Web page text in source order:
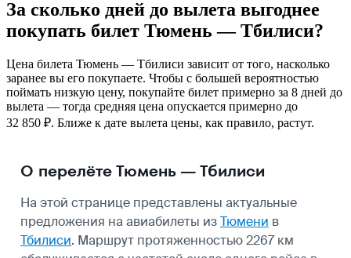
За сколько дней до вылета выгоднее
покупать билет Тюмень — Тбилиси?
Цена билета Тюмень — Тбилиси зависит от того, насколько
заранее вы его покупаете. Чтобы с большей вероятностью
поймать низкую цену, покупайте билет примерно за 8 дней до
вылета — тогда средняя цена опускается примерно до
32 850 ₽. Ближе к дате вылета цены, как правило, растут.
О перелёте Тюмень — Тбилиси
На этой странице представлены актуальные
предложения на авиабилеты изТюмени в
Тбилиси. Маршрут протяженностью 2267 км